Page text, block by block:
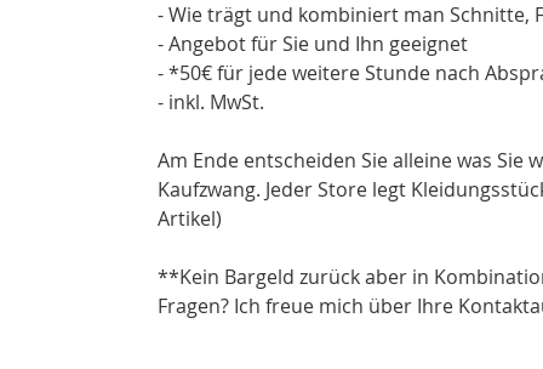
- Wie trägt und kombiniert man Schnitte,
- Angebot für Sie und Ihn geeignet
- *50€ für jede weitere Stunde nach
- inkl. MwSt.
Am Ende entscheiden Sie alleine was
Kaufzwang. Jeder Store legt
Artikel)
**Kein Bargeld zurück aber in